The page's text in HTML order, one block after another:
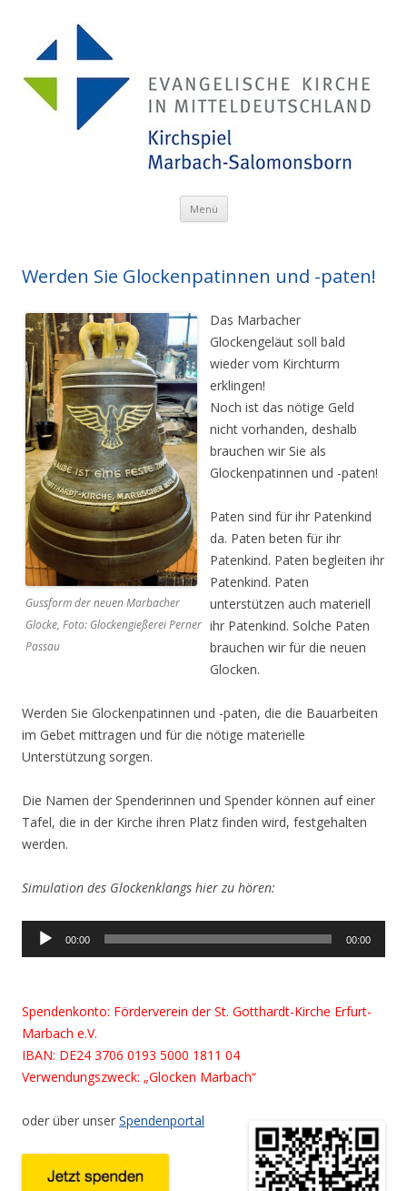
Menü
Werden Sie Glockenpatinnen und -paten!
Gussform der neuen Marbacher
Glocke, Foto: Glockengießerei Perner
Passau
Das Marbacher
Glockengeläut soll bald
wieder vom Kirchturm
erklingen!
Noch ist das nötige Geld
nicht vorhanden, deshalb
brauchen wir Sie als
Glockenpatinnen und -paten!
Paten sind für ihr Patenkind
da. Paten beten für ihr
Patenkind. Paten begleiten ihr
Patenkind. Paten
unterstützen auch materiell
ihr Patenkind. Solche Paten
brauchen wir für die neuen
Glocken.
Werden Sie Glockenpatinnen und -paten, die die Bauarbeiten
im Gebet mittragen und für die nötige materielle
Unterstützung sorgen.
Die Namen der Spenderinnen und Spender können auf einer
Tafel, die in der Kirche ihren Platz finden wird, festgehalten
werden.
Simulation des Glockenklangs hier zu hören:
Audio-
00:00 00:00
Spendenkonto: Förderverein der St. Gotthardt-Kirche Erfurt-
Marbach e.V.
IBAN: DE24 3706 0193 5000 1811 04
Verwendungszweck: „Glocken Marbach“
oder über unser Spendenportal